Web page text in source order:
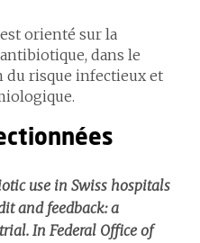
orienté sur la
dans le
du risque infectieux et
use in Swiss hospitals
and feedback: a
In Federal Office of